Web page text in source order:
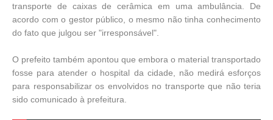
transporte de caixas de cerâmica em uma ambulância. De
acordo com o gestor público, o mesmo não tinha conhecimento
do fato que julgou ser "irresponsável".
O prefeito também apontou que embora o material transportado
fosse para atender o hospital da cidade, não medirá esforços
para responsabilizar os envolvidos no transporte que não teria
sido comunicado à prefeitura.